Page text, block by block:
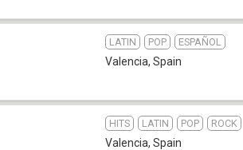
LATIN POP ESPAÑOL
Valencia, Spain
HITS LATIN POP ROCK
Valencia, Spain